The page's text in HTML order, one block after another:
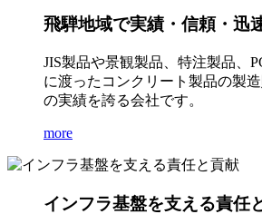
飛騨地域で実績・信頼・迅
JIS製品や景観製品、特注製品、
に渡ったコンクリート製品の製
の実績を誇る会社です。
more
インフラ基盤を支える責任